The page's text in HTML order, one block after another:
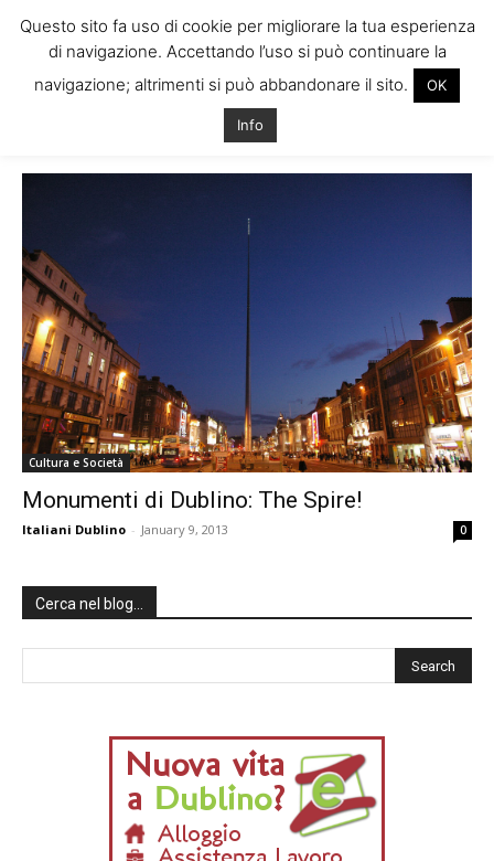
Tag: storia nelson’s pillar dublino
Cultura e Società
Monumenti di Dublino: The Spire!
Italiani Dublino - January 9, 2013 0
Cerca nel blog…
Questo sito fa uso di cookie per migliorare la tua esperienza
di navigazione. Accettando l’uso si può continuare la
navigazione; altrimenti si può abbandonare il sito.
OK
Info